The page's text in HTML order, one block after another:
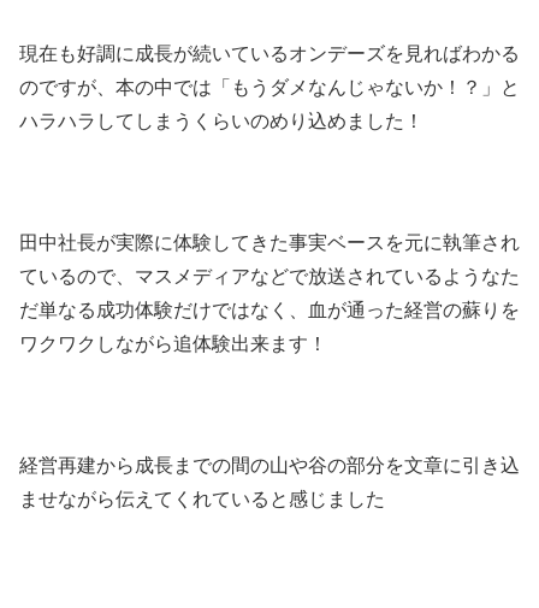
現在も好調に成長が続いているオンデーズを見ればわかる
のですが、本の中では「もうダメなんじゃないか！？」と
ハラハラしてしまうくらいのめり込めました！
田中社長が実際に体験してきた事実ベースを元に執筆され
ているので、マスメディアなどで放送されているようなた
だ単なる成功体験だけではなく、血が通った経営の蘇りを
ワクワクしながら追体験出来ます！
経営再建から成長までの間の山や谷の部分を文章に引き込
ませながら伝えてくれていると感じました